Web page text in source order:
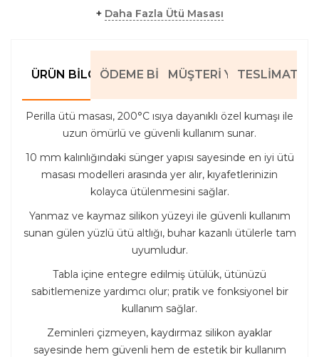
+ Daha Fazla Ütü Masası
ÜRÜN BILGILERIÖDEME BILGILERIMÜŞTERI YORUMLARI
TESLIMAT
Perilla ütü masası, 200°C ısıya dayanıklı özel kumaşı ile
uzun ömürlü ve güvenli kullanım sunar.
10 mm kalınlığındaki sünger yapısı sayesinde en iyi ütü
masası modelleri arasında yer alır, kıyafetlerinizin
kolayca ütülenmesini sağlar.
Yanmaz ve kaymaz silikon yüzeyi ile güvenli kullanım
sunan gülen yüzlü ütü altlığı, buhar kazanlı ütülerle tam
uyumludur.
Tabla içine entegre edilmiş ütülük, ütünüzü
sabitlemenize yardımcı olur; pratik ve fonksiyonel bir
kullanım sağlar.
Zeminleri çizmeyen, kaydırmaz silikon ayaklar
sayesinde hem güvenli hem de estetik bir kullanım